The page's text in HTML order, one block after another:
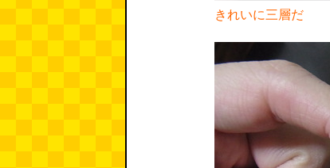
きれいに三層だ